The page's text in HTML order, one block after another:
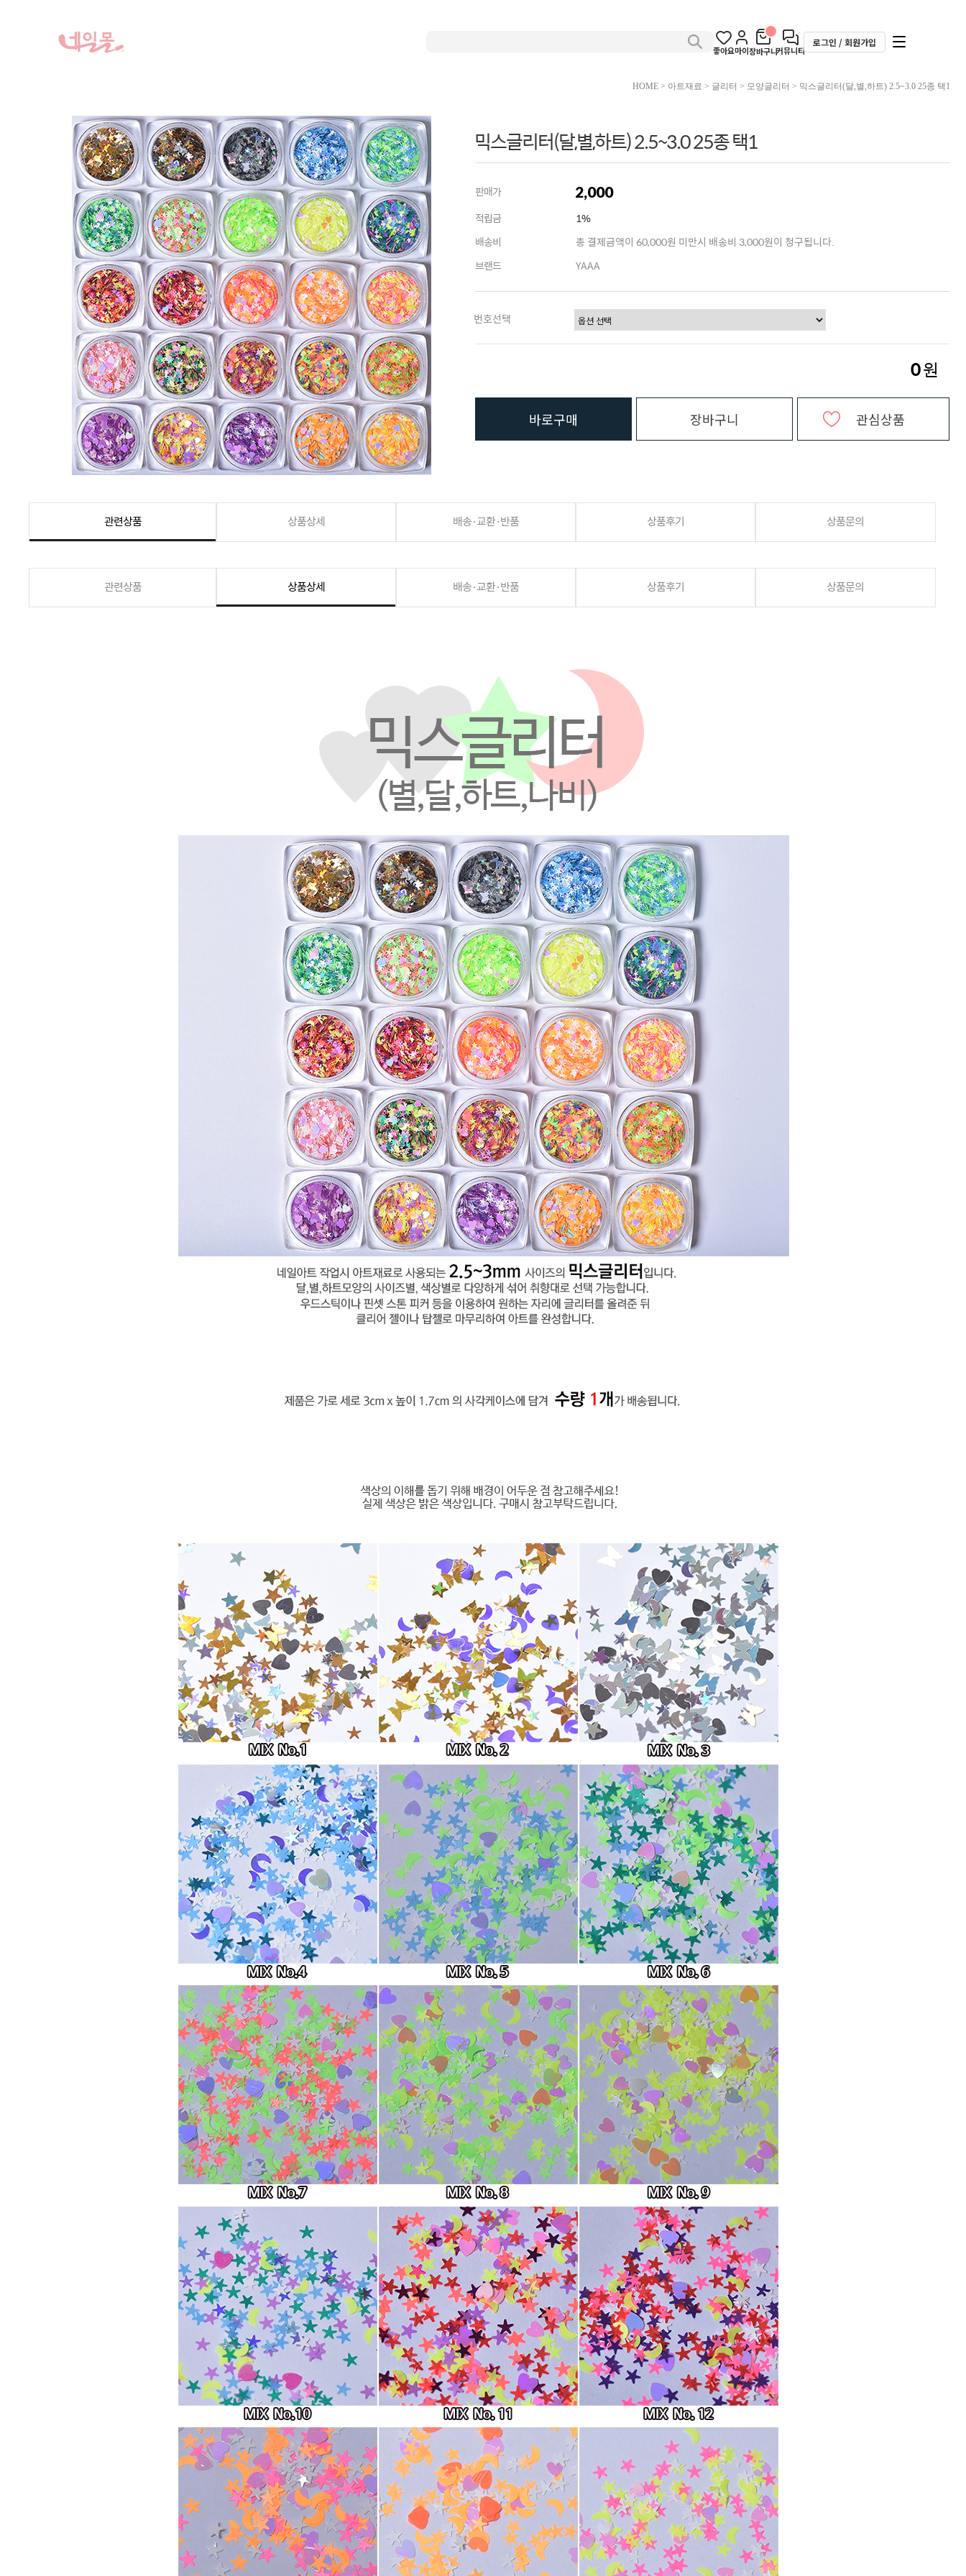
좋아요마이장바구니커뮤니티
로그인 / 회원가입
HOME> 아트재료 > 글리터 > 모양글리터 > 믹스글리터(달,별,하트) 2.5~3.0 25종 택1
믹스글리터(달,별,하트) 2.5~3.0 25종 택1
판매가 2,000
적립금
1%
배송비
총 결제금액이 60,000원 미만시 배송비 3,000원이 청구됩니다.
브랜드
YAAA
번호선택
0원
바로구매 장바구니 관심상품
관련상품 상품상세 배송·교환·반품 상품후기 상품문의
관련상품 상품상세 배송·교환·반품 상품후기 상품문의